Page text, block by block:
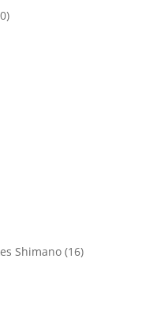
Shimano (16)